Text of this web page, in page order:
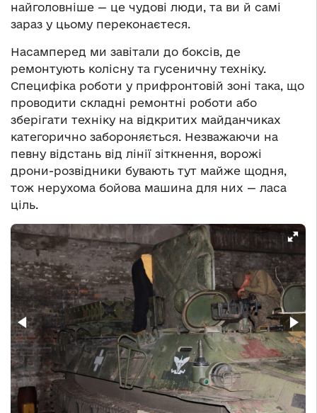
найголовніше — це чудові люди, та ви й самі
зараз у цьому переконаєтеся.
Насамперед ми завітали до боксів, де
ремонтують колісну та гусеничну техніку.
Специфіка роботи у прифронтовій зоні така, що
проводити складні ремонтні роботи або
зберігати техніку на відкритих майданчиках
категорично забороняється. Незважаючи на
певну відстань від лінії зіткнення, ворожі
дрони-розвідники бувають тут майже щодня,
тож нерухома бойова машина для них — ласа
ціль.